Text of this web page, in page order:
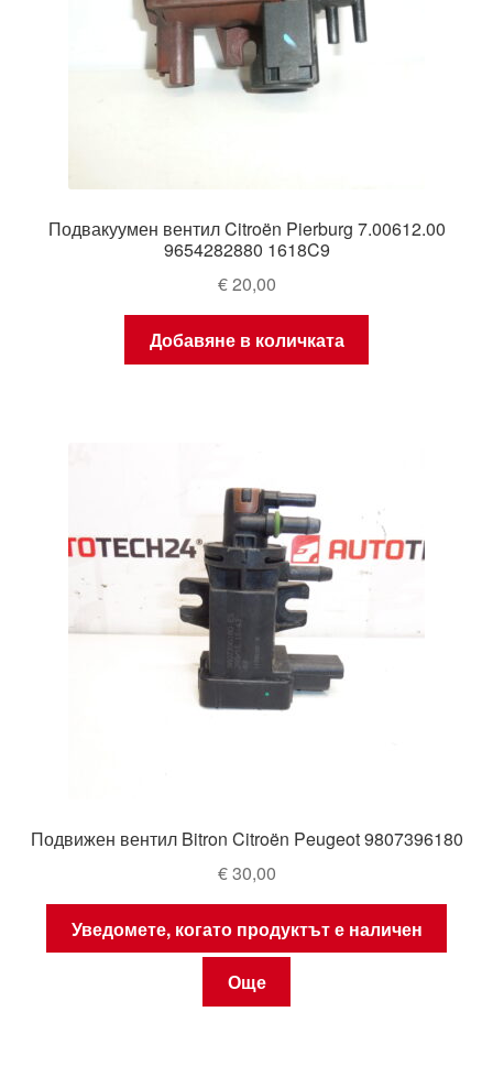
Подвакуумен вентил Citroën Pierburg 7.00612.00
9654282880 1618C9
€20,00
Добавяне в количката
Подвижен вентил Bitron Citroën Peugeot 9807396180
€30,00
Уведомете, когато продуктът е наличен
Още